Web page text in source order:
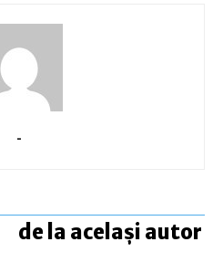
-
de la același autor